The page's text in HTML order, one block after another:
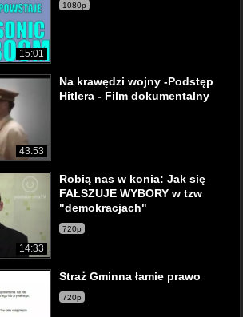
15:01
1080p
43:53
Na krawędzi wojny -Podstęp
Hitlera - Film dokumentalny
14:33
Robią nas w konia: Jak się
FAŁSZUJE WYBORY w tzw
"demokracjach"
720p
Straż Gminna łamie prawo
720p